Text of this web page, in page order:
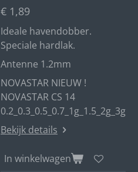
€ 1,89
Ideale havendobber.
Speciale hardlak.
Antenne 1.2mm
NOVASTAR NIEUW !
NOVASTAR CS 14
0.2_0.3_0.5_0.7_1g_1.5_2g_3g
Bekijk details
In winkelwagen